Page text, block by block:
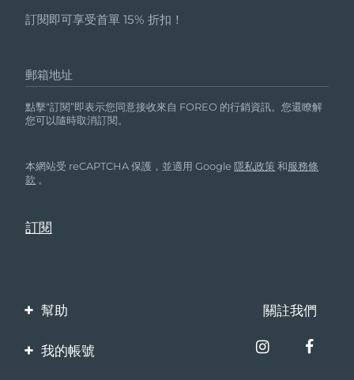
訂閱即可享受首單 15% 折扣！
郵箱地址
點擊“訂閱”即表示您同意接收來自 FOREO 的行銷資訊。您還瞭解
您可以隨時取消訂閱。
本網站受 reCAPTCHA 保護，並適用 Google隱私政策 和服務條
款 。
幫助
聯繫我們
關註我們
我的帳號